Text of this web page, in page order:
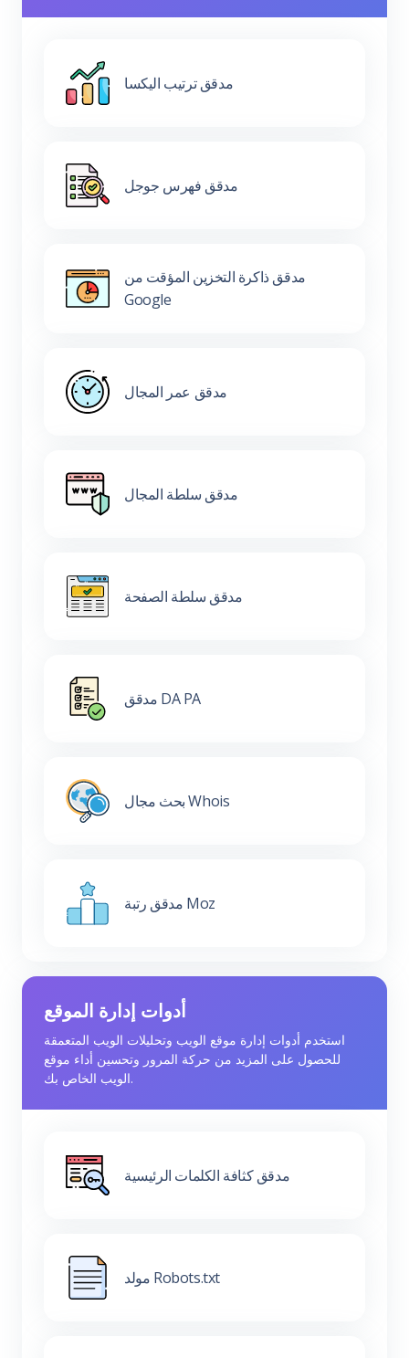
مدقق ترتيب اليكسا
مدقق فهرس جوجل
مدقق ذاكرة التخزين المؤقت من
Google
مدقق عمر المجال
مدقق سلطة المجال
مدقق سلطة الصفحة
مدقق DA PA
بحث مجال Whois
مدقق رتبة Moz
أدوات إدارة الموقع
استخدم أدوات إدارة موقع الويب وتحليلات الويب المتعمقة
للحصول على المزيد من حركة المرور وتحسين أداء موقع
الويب الخاص بك.
مدقق كثافة الكلمات الرئيسية
مولد Robots.txt